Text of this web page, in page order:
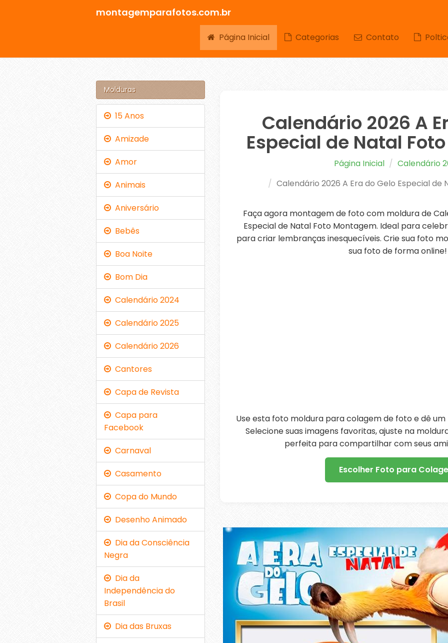
montagemparafotos.com.br
Página Inicial Categorias Contato
Calendário 2026 A
Especial de Natal
Página Inicial
Calendário
Calendário 2026 A Era do Gelo Especial
Faça agora montagem de foto com moldura de
Especial de Natal Foto Montagem. Ideal para
para criar lembranças inesquecíveis. Crie sua foto
sua foto de forma online!
Use esta foto moldura para colagem de foto e dê um
Selecione suas imagens favoritas, ajuste na
perfeita para compartilhar com seus
Escolher Foto para
Molduras
15 Anos
Amizade
Amor
Animais
Aniversário
Bebês
Boa Noite
Bom Dia
Calendário 2024
Calendário 2025
Calendário 2026
Cantores
Capa de Revista
Capa para
Facebook
Carnaval
Casamento
Copa do Mundo
Desenho Animado
Dia da Consciência
Negra
Dia da
Independência do
Brasil
Dia das Bruxas